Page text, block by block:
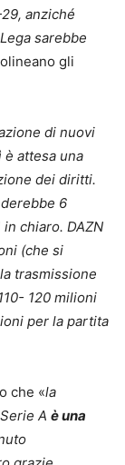
anziché
sarebbe
gli
di nuovi
attesa una
dei diritti.
6
chiaro. DAZN
(che si
trasmissione
120 milioni
per la partita
che «la
A è una